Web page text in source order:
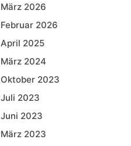
März 2026
Februar 2026
April 2025
März 2024
Oktober 2023
Juli 2023
Juni 2023
März 2023